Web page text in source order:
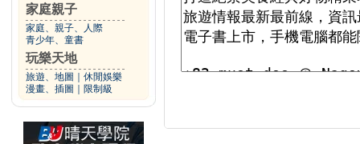
家庭親子
家庭、親子、人際
青少年、童書
玩樂天地
旅遊、地圖
休閒娛樂
漫畫、插圖
限制級